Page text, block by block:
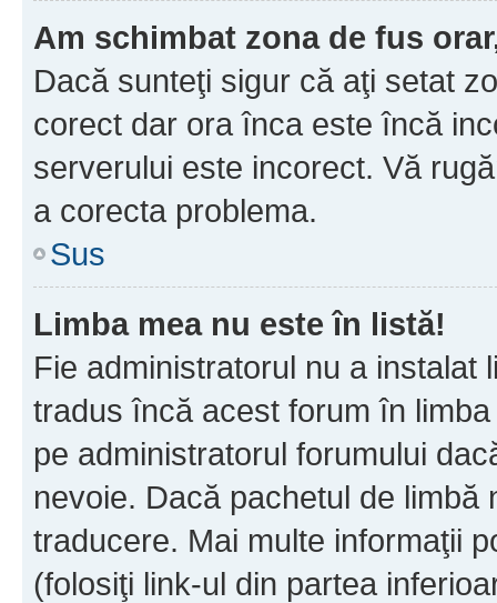
Am schimbat zona de fus
Dacă sunteţi sigur că aţi setat
corect dar ora înca este încă
serverului este incorect. Vă
a corecta problema.
Sus
Limba mea nu este în listă!
Fie administratorul nu a instalat
tradus încă acest forum în
pe administratorul forumului
nevoie. Dacă pachetul de
traducere. Mai multe informaţii
(folosiţi link-ul din partea